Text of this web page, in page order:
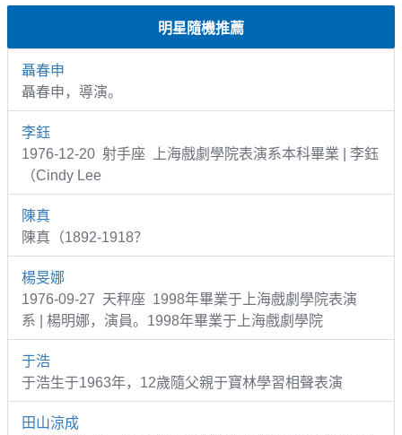
明星隨機推薦
聶春申
聶春申，導演。
李鈺
1976-12-20 射手座 上海戲劇學院表演系本科畢業 | 李鈺
（Cindy Lee
陳真
陳真（1892-1918？
楊旻娜
1976-09-27 天秤座 1998年畢業于上海戲劇學院表演
系 | 楊明娜，演員。1998年畢業于上海戲劇學院
于浩
于浩生于1963年，12歲隨父親于寶林學習相聲表演
田山涼成